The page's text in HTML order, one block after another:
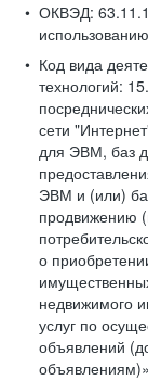
ОКВЭД:
Код вида
технологий:
сети
для ЭВМ, баз
ЭВМ и (или)
продвижению
о
недвижимого
услуг по
объявлений
объявлениям)»